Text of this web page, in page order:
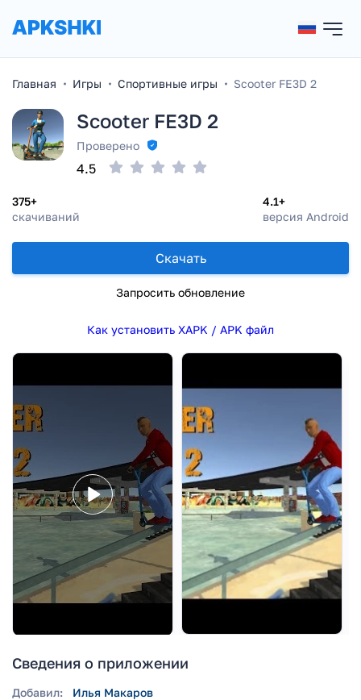
Главная Игры Спортивные игры Scooter FE3D 2
Scooter FE3D 2
Проверено
375+
скачиваний
4.1+
версия Android
4.5
Скачать
Запросить обновление
Как установить XAPK / APK файл
Сведения о приложении
Добавил:
Илья Макаров